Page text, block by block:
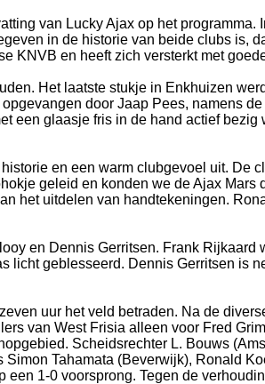
van Lucky Ajax op het
in de historie van beide clubs is,
KNVB en heeft zich versterkt met
Het laatste stukje in Enkhuizen
door Jaap Pees, namens
een glaasje fris in de hand actief
en een warm clubgevoel uit. De
geleid en konden we de Ajax
het uitdelen van handtekeningen.
en Dennis Gerritsen. Frank
geblesseerd. Dennis Gerritsen is
uur het veld betraden. Na de
van West Frisia alleen voor Fred
Scheidsrechter L. Bouws
Tahamata (Beverwijk), Ronald
1-0 voorsprong. Tegen de